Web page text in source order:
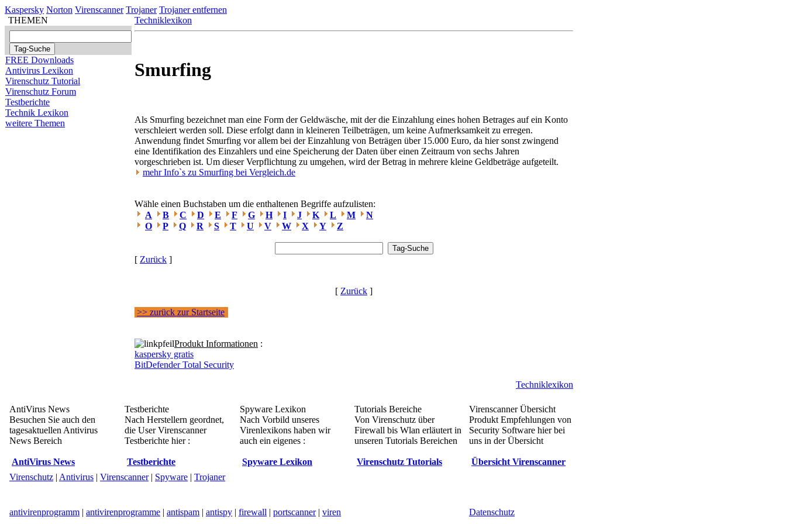
Kaspersky Norton Virenscanner Trojaner Trojaner entfernen
THEMEN
FREE Downloads
Antivirus Lexikon
Virenschutz Tutorial
Virenschutz Forum
Testberichte
Technik Lexikon
weitere Themen
Techniklexikon
Smurfing
Als Smurfing bezeichnet man eine Form der Geldwäsche, mit der die Einzahlung eines hohen Betrages auf ein Konto
verschleiert werden soll. Diese erfolgt dann in kleineren Teilbeträgen, um keine Aufmerksamkeit zu erregen.
Anwendung findet Smurfing vor allem bei der Einzahlung von Beträgen über 15.000 Euro, da hier sonst zwingend
eine Identifikation des Einzahlers und eine Speicherung der Daten über einen Zeitraum von sechs Jahren
vorgeschrieben ist. Um dieser Verpflichtung zu umgehen, wird der Betrag in mehrere kleine Geldbeträge aufgeteilt.
mehr Info`s zu Smurfing bei Vergleich.de
Wähle einen Buchstaben um die enthaltenen Begriffe aufzulisten:
A
B C D E F G H I J K L M
N
O
P Q R S T U V W X Y Z
[ Zurück ]
[ Zurück ]
>> zurück zur Startseite
Produkt Informationen :
kaspersky gratis
BitDefender Total Security
Techniklexikon
AntiVirus News
Besuchen Sie auch den
tagesaktuellen Antivirus
News Bereich
AntiVirus News
Testberichte
Nach Herstellern geordnet,
die User Virenscanner
Testberichte hier :
Testberichte
Spyware Lexikon
Nach Vorbild unseres
Virenlexikons haben wir
auch ein eigenes :
Spyware Lexikon
Tutorials Bereiche
Von Virenschutz über
Firewall bis Wlan erläutert in
unseren Tutorials Bereichen
Virenschutz Tutorials
Virenscanner Übersicht
Produkt Empfehlungen von
Security Software hier bei
uns in der Übersicht
Übersicht Virenscanner
Virenschutz | Antivirus | Virenscanner| Spyware | Trojaner
antivirenprogramm | antivirenprogramme | antispam | antispy | firewall | portscanner| viren Datenschutz